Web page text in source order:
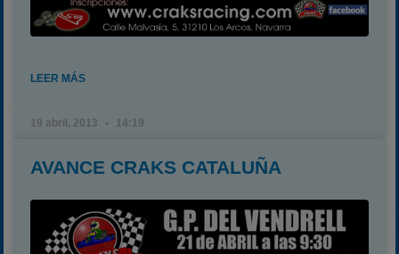
LEER MÁS
19 abril, 2013 14:19
AVANCE CRAKS CATALUÑA